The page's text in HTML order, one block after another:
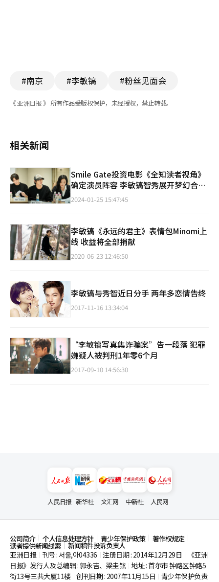
#南京 #李敏镐 #粉丝见面会
《 亚洲日报 》 所有作品受版权保护，未经授权，禁止转载。
相关新闻
Smile Gate投资电影《全知读者视角》
确定演员阵容 李敏镐智秀展开梦幻合
作！
2024-01-25 15:47:45
李敏镐《永远的君主》表情包Minomi上
线 收益将全部捐献
2020-06-23 12:46:50
李敏镐与秀智近日分手 两年多恋情告终
2017-11-16 13:34:04
“李敏镐写真集诈骗案”告一段落 犯罪
嫌疑人被判刑1年零6个月
2017-09-10 14:56:30
人民日报 新华社 文汇网 中新社 人民网
公司简介 个人信息处理方针 青少年保护政策 著作权规定
读者提供新闻线索
新闻稿件投诉负责人
亚洲日报
刊号 : 서울,아04336 注册日期 : 2014年12月29日
《亚洲
日报》发行人及总编辑 : 郭永吉、梁圭铉 地址 : 首尔市钟路区钟路5
街13号三共大厦11楼 创刊日期 : 2007年11月15日 青少年保护负责